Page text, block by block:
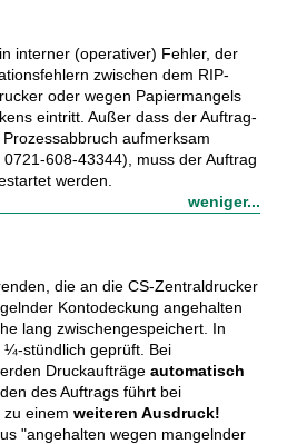
interner (opera­tiver) Fehler, der
zwischen dem RIP-
oder wegen Papier­mangels
eintritt. Außer dass der Auftrag­
auf­merk­sam
0721-608-43344), muss der Auftrag
werden.
weniger...
die an die CS-Zentraldrucker
Kontodeckung angehalten
lang zwischengespeichert. In
stündlich geprüft. Bei
Druckaufträge automatisch
des Auftrags führt bei
einem weiteren Ausdruck!
"angehalten wegen mangelnder